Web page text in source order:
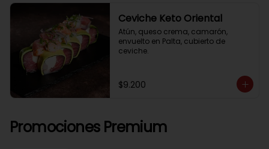
Ceviche Keto Oriental
Atún, queso crema, camarón,
envuelto en Palta, cubierto de
ceviche.
$9.200
Promociones Premium